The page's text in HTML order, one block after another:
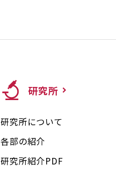
研究所
研究所について
各部の紹介
研究所紹介PDF